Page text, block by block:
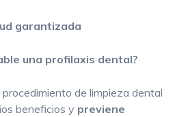
garantizada
una profilaxis dental?
de limpieza dental
beneficios y previene